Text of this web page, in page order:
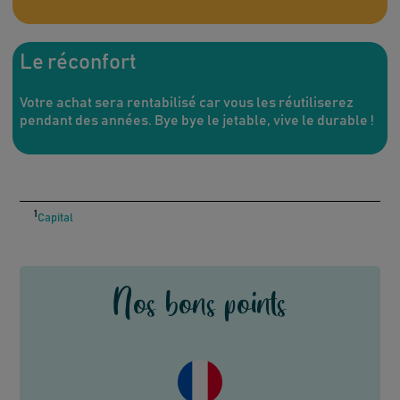
Le réconfort
Votre achat sera rentabilisé car vous les réutiliserez
pendant des années. Bye bye le jetable, vive le durable !
1 Capital
Nos bons points